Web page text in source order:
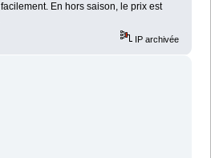
En hors saison, le prix est
IP archivée